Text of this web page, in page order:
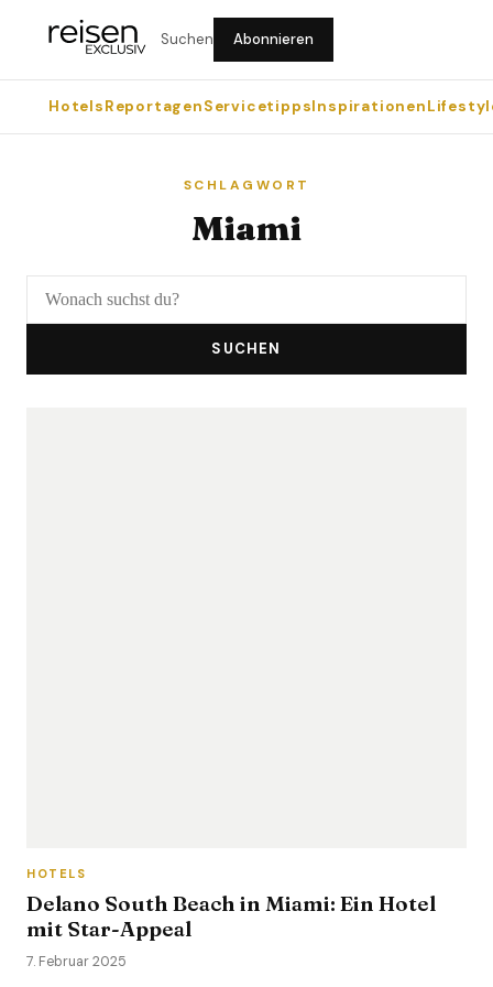
Suchen Abonnieren
HotelsReportagenServicetippsInspirationen
SCHLAGWORT
Miami
SUCHEN
HOTELS
Delano South Beach in Miami: Ein Hotel
mit Star-Appeal
7. Februar 2025